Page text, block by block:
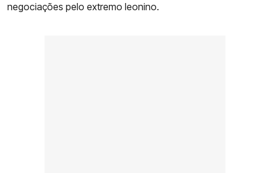
negociações pelo extremo leonino.